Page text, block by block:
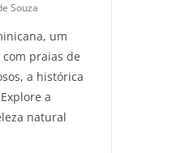
Souza
um
praias de
a histórica
a
natural